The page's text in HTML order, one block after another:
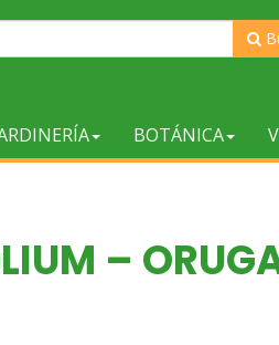
BOTÁNICA
–